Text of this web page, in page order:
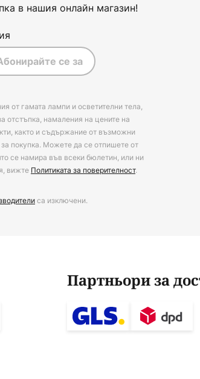
в нашия онлайн магазин!
се за
от гамата лампи и осветителни тела,
отстъпка, намаления на цените на
както и съдържание от възможни
покупка. Можете да се отпишете от
се намира във всеки бюлетин, или ни
вижте Политиката за поверителност.
са изключени.
Партньори за